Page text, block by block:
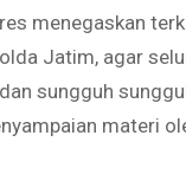
menegaskan
Jatim, agar
sungguh
materi